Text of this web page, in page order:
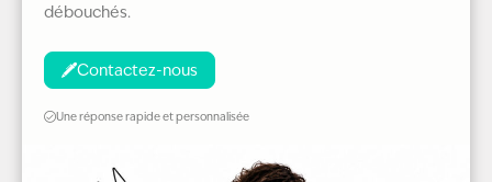
débouchés.
Contactez-nous
Une réponse rapide et personnalisée